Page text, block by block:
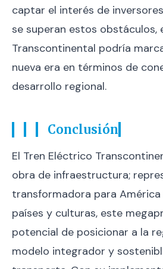
captar el interés de
se superan estos obstáculos,
Transcontinental podría
nueva era en términos de
desarrollo regional.
Conclusión
El Tren Eléctrico
obra de infraestructura;
transformadora para América
países y culturas, este
potencial de posicionar a la
modelo integrador y